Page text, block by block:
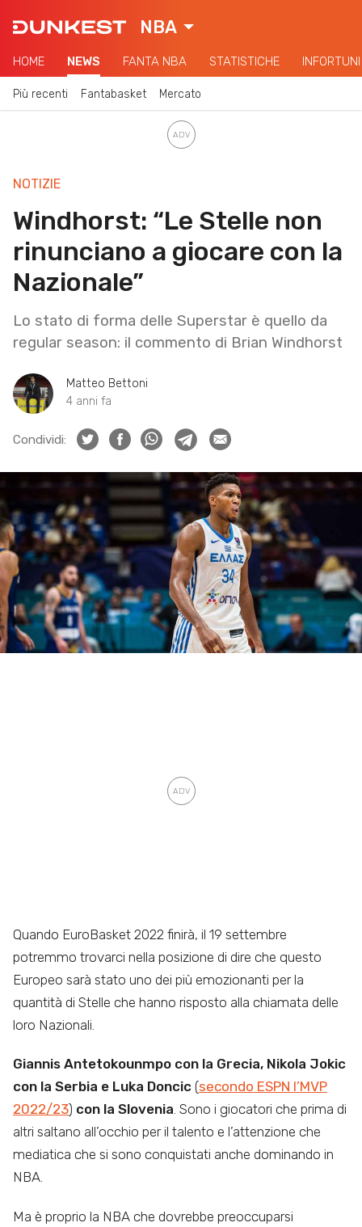
NBA
HOME NEWS FANTA NBA STATISTICHE INFORTUNI
Più recenti Fantabasket Mercato
NOTIZIE
Windhorst: “Le Stelle non
rinunciano a giocare con la
Nazionale”
Lo stato di forma delle Superstar è quello da
regular season: il commento di Brian Windhorst
Matteo Bettoni
4 anni fa
Condividi:
Quando EuroBasket 2022 finirà, il 19 settembre
potremmo trovarci nella posizione di dire che questo
Europeo sarà stato uno dei più emozionanti per la
quantità di Stelle che hanno risposto alla chiamata delle
loro Nazionali.
Giannis Antetokounmpo con la Grecia, Nikola Jokic
con la Serbia e Luka Doncic (secondo ESPN l’MVP
2022/23) con la Slovenia. Sono i giocatori che prima di
altri saltano all’occhio per il talento e l’attenzione che
mediatica che si sono conquistati anche dominando in
NBA.
Ma è proprio la NBA che dovrebbe preoccuparsi